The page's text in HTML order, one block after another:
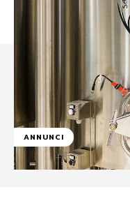
ANNUNCI